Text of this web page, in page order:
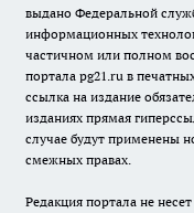
выдано Федеральной
информационных
частичном или полном
портала pg21.ru в
ссылка на издание
изданиях прямая
случае будут применены
смежных правах.
Редакция портала не